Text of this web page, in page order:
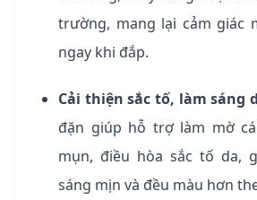
trường, mang lại cảm giác
ngay khi đắp.
Cải thiện sắc tố, làm sáng
đặn giúp hỗ trợ làm mờ
mụn, điều hòa sắc tố da,
sáng mịn và đều màu hơn